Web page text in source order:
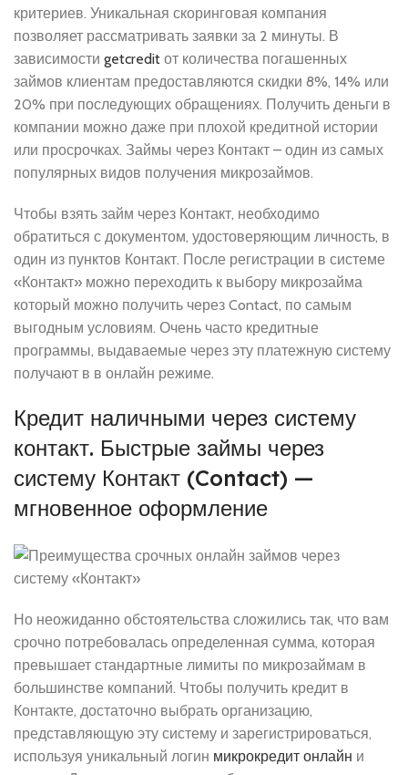
критериев. Уникальная скоринговая компания
позволяет рассматривать заявки за 2 минуты. В
зависимости getcredit от количества погашенных
займов клиентам предоставляются скидки 8%, 14% или
20% при последующих обращениях. Получить деньги в
компании можно даже при плохой кредитной истории
или просрочках. Займы через Контакт – один из самых
популярных видов получения микрозаймов.
Чтобы взять займ через Контакт, необходимо
обратиться с документом, удостоверяющим личность, в
один из пунктов Контакт. После регистрации в системе
«Контакт» можно переходить к выбору микрозайма
который можно получить через Contact, по самым
выгодным условиям. Очень часто кредитные
программы, выдаваемые через эту платежную систему
получают в в онлайн режиме.
Кредит наличными через систему
контакт. Быстрые займы через
систему Контакт (Contact) —
мгновенное оформление
Но неожиданно обстоятельства сложились так, что вам
срочно потребовалась определенная сумма, которая
превышает стандартные лимиты по микрозаймам в
большинстве компаний. Чтобы получить кредит в
Контакте, достаточно выбрать организацию,
представляющую эту систему и зарегистрироваться,
используя уникальный логин микрокредит онлайн и